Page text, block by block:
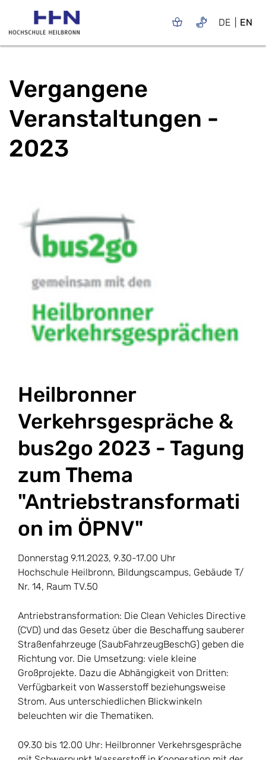
DE EN
Vergangene
Veranstaltungen -
2023
Heilbronner
Verkehrsgespräche &
bus2go 2023 - Tagung
zum Thema
"Antriebstransformati
on im ÖPNV"
Donnerstag 9.11.2023, 9.30-17.00 Uhr
Hochschule Heilbronn, Bildungscampus, Gebäude T/
Nr. 14, Raum TV.50
Antriebstransformation: Die Clean Vehicles Directive
(CVD) und das Gesetz über die Beschaffung sauberer
Straßenfahrzeuge (SaubFahrzeugBeschG) geben die
Richtung vor. Die Umsetzung: viele kleine
Großprojekte. Dazu die Abhängigkeit von Dritten:
Verfügbarkeit von Wasserstoff beziehungsweise
Strom. Aus unterschiedlichen Blickwinkeln
beleuchten wir die Thematiken.
09.30 bis 12.00 Uhr: Heilbronner Verkehrsgespräche